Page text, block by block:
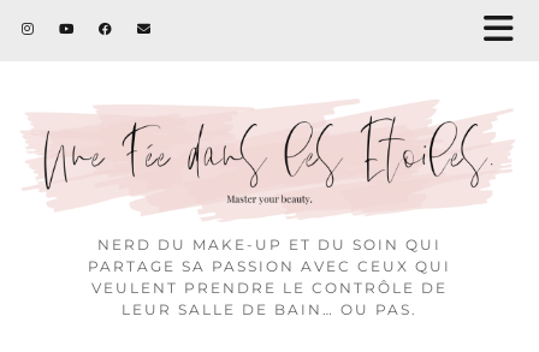
NERD DU MAKE-UP ET DU SOIN QUI
PARTAGE SA PASSION AVEC CEUX QUI
VEULENT PRENDRE LE CONTRÔLE DE
LEUR SALLE DE BAIN… OU PAS.